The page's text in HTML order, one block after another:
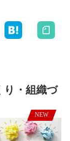
り・組織づ
NEW